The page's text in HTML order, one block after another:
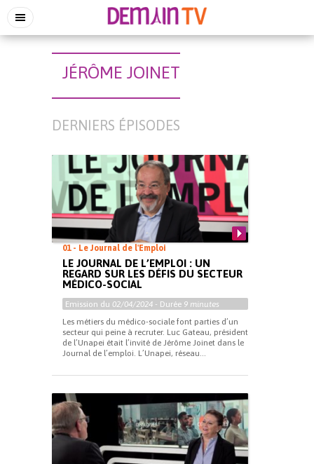
JÉRÔME JOINET
DERNIERS ÉPISODES
01 - Le Journal de l'Emploi
LE JOURNAL DE L’EMPLOI : UN
REGARD SUR LES DÉFIS DU SECTEUR
MÉDICO-SOCIAL
Emission du 02/04/2024 - Durée 9 minutes
Les métiers du médico-sociale font parties d’un
secteur qui peine à recruter. Luc Gateau, président
de l’Unapei était l’invité de Jérôme Joinet dans le
Journal de l’emploi. L’Unapei, réseau...